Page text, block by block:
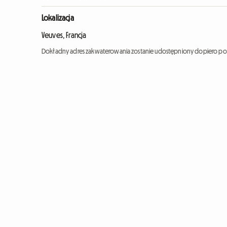
Lokalizacja
Veuves, Francja
Dokładny adres zakwaterowania zostanie udostępniony dopiero